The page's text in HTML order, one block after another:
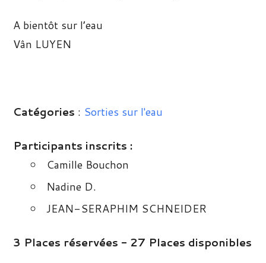
A bientôt sur l’eau
Vân LUYEN
Catégories : Sorties sur l'eau
Participants inscrits :
Camille Bouchon
Nadine D.
JEAN-SERAPHIM SCHNEIDER
3 Places réservées - 27 Places disponibles